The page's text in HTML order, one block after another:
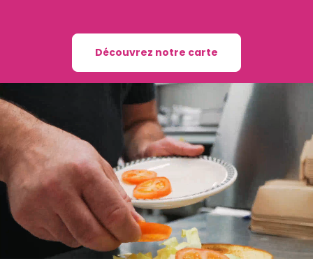
Découvrez notre carte